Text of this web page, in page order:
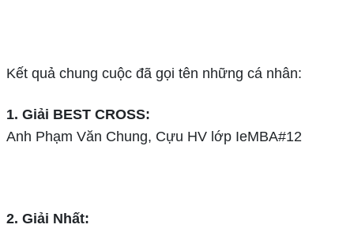
Kết quả chung cuộc đã gọi tên những cá nhân:
1. Giải BEST CROSS:
Anh Phạm Văn Chung, Cựu HV lớp IeMBA#12
2. Giải Nhất: